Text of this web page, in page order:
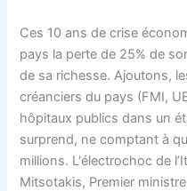
Ces 10 ans de crise
pays la perte de 25% de
de sa richesse. Ajoutons,
créanciers du pays (FMI,
hôpitaux publics dans un
surprend, ne comptant à
millions. L‘électrochoc de
Mitsotakis, Premier